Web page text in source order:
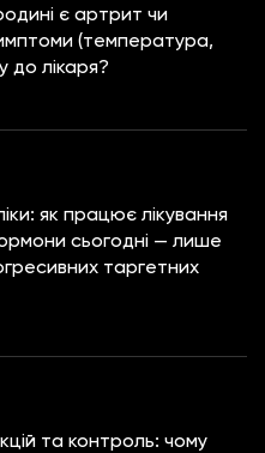
є артрит чи
(температура,
до лікаря?
як працює лікування
сьогодні — лише
таргетних
та контроль: чому